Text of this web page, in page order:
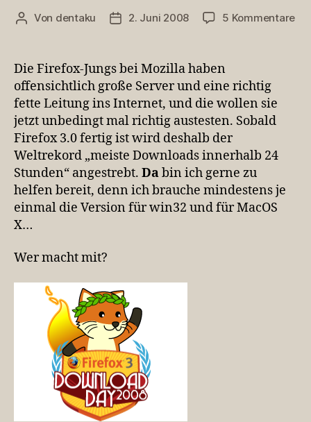
Beitragsautor
Von dentaku Veröffentlichungsdatum
2. Juni 2008 5 Kommentarezu
Die Firefox-Jungs bei Mozilla haben
offensichtlich große Server und eine richtig
fette Leitung ins Internet, und die wollen sie
jetzt unbedingt mal richtig austesten. Sobald
Firefox 3.0 fertig ist wird deshalb der
Weltrekord „meiste Downloads innerhalb 24
Stunden“ angestrebt. Dabin ich gerne zu
helfen bereit, denn ich brauche mindestens je
einmal die Version für win32 und für MacOS
X…
Wer macht mit?